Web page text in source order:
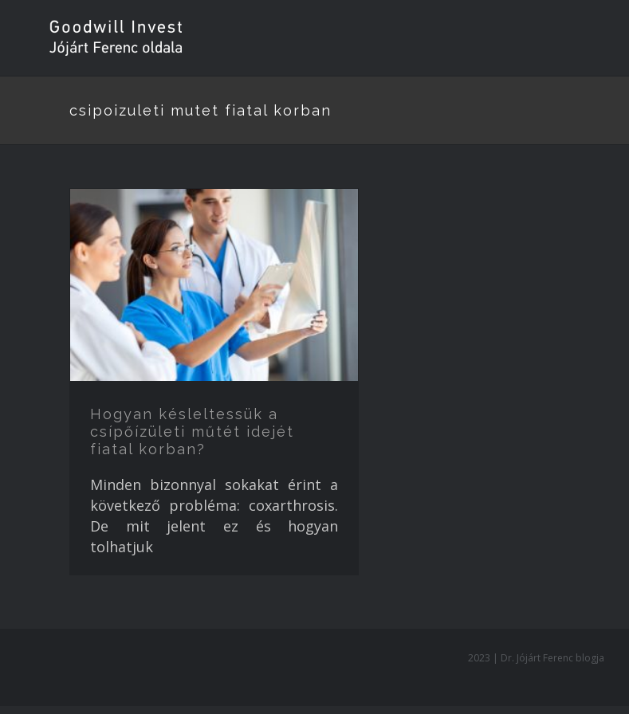
csipoizuleti mutet fiatal korban
Hogyan késleltessük a
csípőízületi műtét idejét
fiatal korban?
Minden bizonnyal sokakat érint a
következő probléma: coxarthrosis.
De mit jelent ez és hogyan
tolhatjuk
2023 | Dr. Jójárt Ferenc blogja